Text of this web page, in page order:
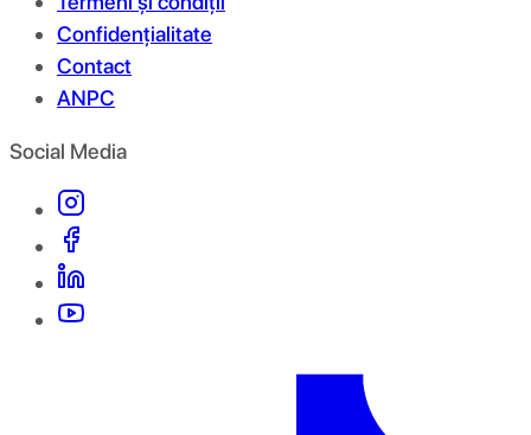
Confidențialitate
Contact
ANPC
Social Media